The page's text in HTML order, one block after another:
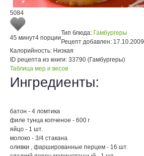
5084
45 минут4 порции
Тип блюда: Гамбургеры
Рецепт добавлен: 17.10.2009
Калорийность: Низкая
ID рецепта из книги: 33790 (Гамбургеры)
Таблица мер и весов
Ингредиенты:
батон - 4 ломтика
филе тунца копченое - 600 г
яйцо - 1 шт.
молоко - 3/4 стакана
оливки , фаршированные перцем - 16 шт.